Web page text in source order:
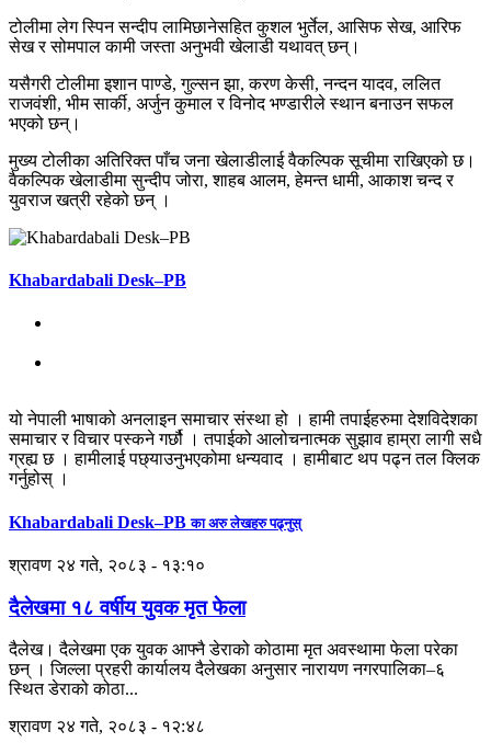
टोलीमा लेग स्पिन सन्दीप लामिछानेसहित कुशल भुर्तेल, आसिफ सेख, आरिफ
सेख र सोमपाल कामी जस्ता अनुभवी खेलाडी यथावत् छन्।
यसैगरी टोलीमा इशान पाण्डे, गुल्सन झा, करण केसी, नन्दन यादव, ललित
राजवंशी, भीम सार्की, अर्जुन कुमाल र विनोद भण्डारीले स्थान बनाउन सफल
भएको छन्।
मुख्य टोलीका अतिरिक्त पाँच जना खेलाडीलाई वैकल्पिक सूचीमा राखिएको छ।
वैकल्पिक खेलाडीमा सुन्दीप जोरा, शाहब आलम, हेमन्त धामी, आकाश चन्द र
युवराज खत्री रहेको छन् ।
Khabardabali Desk–PB
यो नेपाली भाषाको अनलाइन समाचार संस्था हो । हामी तपाईहरुमा देशविदेशका
समाचार र विचार पस्कने गर्छौ । तपाईको आलोचनात्मक सुझाव हाम्रा लागी सधै
ग्रह्य छ । हामीलाई पछ्याउनुभएकोमा धन्यवाद । हामीबाट थप पढ्न तल क्लिक
गर्नुहोस् ।
Khabardabali Desk–PBका अरु लेखहरु पढ्नुस्
श्रावण २४ गते, २०८३ - १३:१०
दैलेखमा १८ वर्षीय युवक मृत फेला
दैलेख। दैलेखमा एक युवक आफ्नै डेराको कोठामा मृत अवस्थामा फेला परेका
छन् । जिल्ला प्रहरी कार्यालय दैलेखका अनुसार नारायण नगरपालिका–६
स्थित डेराको कोठा...
श्रावण २४ गते, २०८३ - १२:४८